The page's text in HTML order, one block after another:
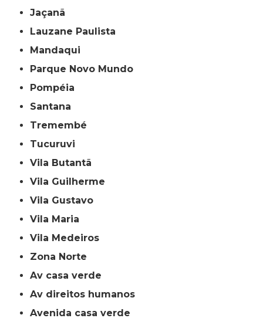
Jaçanã
Lauzane Paulista
Mandaqui
Parque Novo Mundo
Pompéia
Santana
Tremembé
Tucuruvi
Vila Butantã
Vila Guilherme
Vila Gustavo
Vila Maria
Vila Medeiros
Zona Norte
av casa verde
av direitos humanos
avenida casa verde